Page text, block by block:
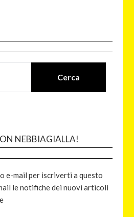
NEBBIAGIALLA!
e-mail per iscriverti a questo
le notifiche dei nuovi articoli